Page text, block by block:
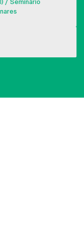
Seminário